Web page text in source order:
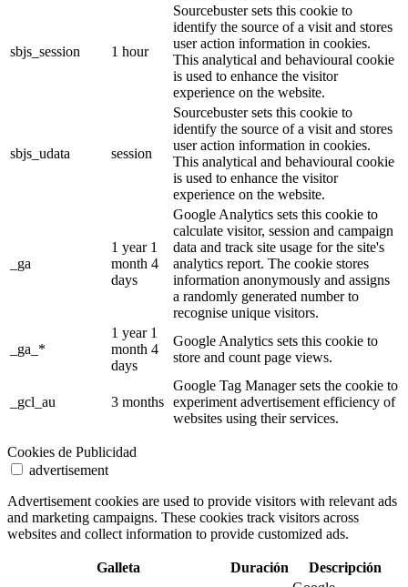
sbjs_session 1 hour
Sourcebuster sets this cookie to
identify the source of a visit and stores
user action information in cookies.
This analytical and behavioural cookie
is used to enhance the visitor
experience on the website.
sbjs_udata session
Sourcebuster sets this cookie to
identify the source of a visit and stores
user action information in cookies.
This analytical and behavioural cookie
is used to enhance the visitor
experience on the website.
_ga
1 year 1
month 4
days
Google Analytics sets this cookie to
calculate visitor, session and campaign
data and track site usage for the site's
analytics report. The cookie stores
information anonymously and assigns
a randomly generated number to
recognise unique visitors.
_ga_*
1 year 1
month 4
days
Google Analytics sets this cookie to
store and count page views.
_gcl_au 3 months
Google Tag Manager sets the cookie to
experiment advertisement efficiency of
websites using their services.
Cookies de Publicidad
advertisement
Advertisement cookies are used to provide visitors with relevant ads
and marketing campaigns. These cookies track visitors across
websites and collect information to provide customized ads.
Galleta Duración Descripción